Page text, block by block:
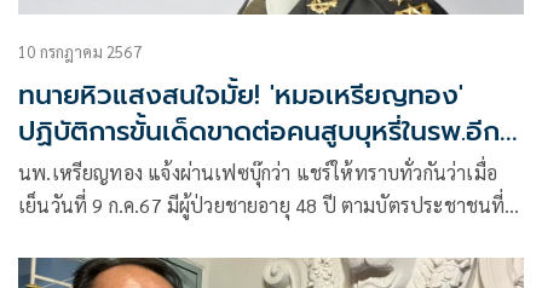
10 กรกฎาคม 2567
ทนายหิวแสงสนใจมั้ย! 'หมอเหรียญทอง'
ปฏิบัติการขั้นเด็ดขาดต่อคนสูบบุหรี่ในรพ.อีก
รายแล้ว
นพ.เหรียญทอง แจ้งผ่านเฟซบุ๊กว่า แชร์ให้ทราบทั่วกันว่าเมื่อ
เย็นวันที่ 9 ก.ค.67 มีผู้ป่วยชายอายุ 48 ปี ตามบัตรประชาชนที่
วัฒนะ ที่มีผู้ป่วยนอนรักษาตัวอยู่มากกว่า 30 เตียง